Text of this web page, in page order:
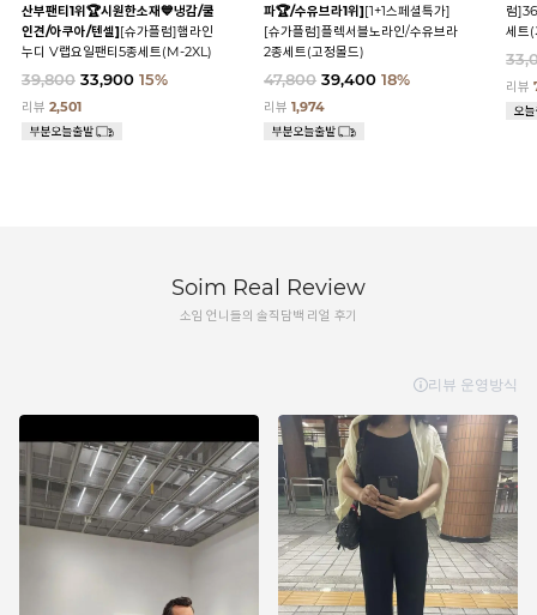
산부팬티1위🏆시원한소재💙냉감/쿨
인견/아쿠아/텐셀][슈가플럼]햄라인
누디 V랩요일팬티5종세트(M-2XL)
39,800 33,900 15%
리뷰 2,501
파🏆/수유브라1위][1+1스페셜특가]
[슈가플럼]플렉서블노라인/수유브라
2종세트(고정몰드)
47,800 39,400 18%
리뷰1,974
럼
세트
리뷰
Soim Real Review
소임 언니들의 솔직담백 리얼 후기